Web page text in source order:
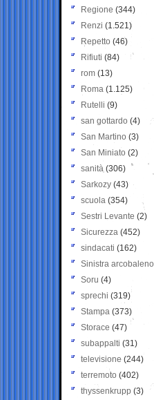
Regione (344)
Renzi (1.521)
Repetto (46)
Rifiuti (84)
rom (13)
Roma (1.125)
Rutelli (9)
san gottardo (4)
San Martino (3)
San Miniato (2)
sanità (306)
Sarkozy (43)
scuola (354)
Sestri Levante (2)
Sicurezza (452)
sindacati (162)
Sinistra arcobaleno
Soru (4)
sprechi (319)
Stampa (373)
Storace (47)
subappalti (31)
televisione(244)
terremoto (402)
thyssenkrupp (3)